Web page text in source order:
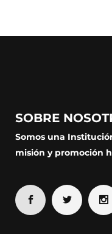
SOBRE
Somos una
misión y promoción